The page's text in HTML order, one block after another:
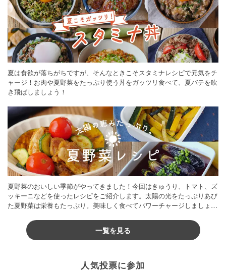
夏は食欲が落ちがちですが、そんなときこそスタミナレシピで元気をチ
ャージ！お肉や夏野菜をたっぷり使う丼をガッツリ食べて、夏バテを吹
き飛ばしましょう！
夏野菜のおいしい季節がやってきました！今回はきゅうり、トマト、ズ
ッキーニなどを使ったレシピをご紹介します。太陽の光をたっぷりあび
た夏野菜は栄養もたっぷり。美味しく食べてパワーチャージしましょう
一覧を見る
人気投票に参加